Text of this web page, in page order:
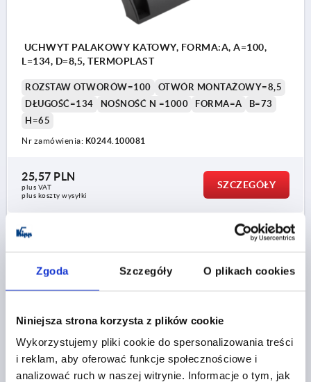
Zgoda Szczegóły O plikach cookies
Niniejsza strona korzysta z plików cookie
Wykorzystujemy pliki cookie do spersonalizowania treści
i reklam, aby oferować funkcje społecznościowe i
analizować ruch w naszej witrynie. Informacje o tym, jak
UCHWYT PALAKOWY KATOWY, FORMA:A, A=100,
L=134, D=8,5, TERMOPLAST
ROZSTAW OTWORÓW=100
OTWÓR MONTAŻOWY=8,5
DŁUGOŚĆ=134
NOŚNOŚĆ N =1000 FORMA=A
B=73
H=65
Nr zamówienia: K0244.100081
25,57 PLN
plus VAT
plus koszty wysyłki
SZCZEGÓŁY
K0244
UCHWYT PALAKOWY KATOWY, FORMA:B, A=198,
L=236, D=8,8, TERMOPLAST